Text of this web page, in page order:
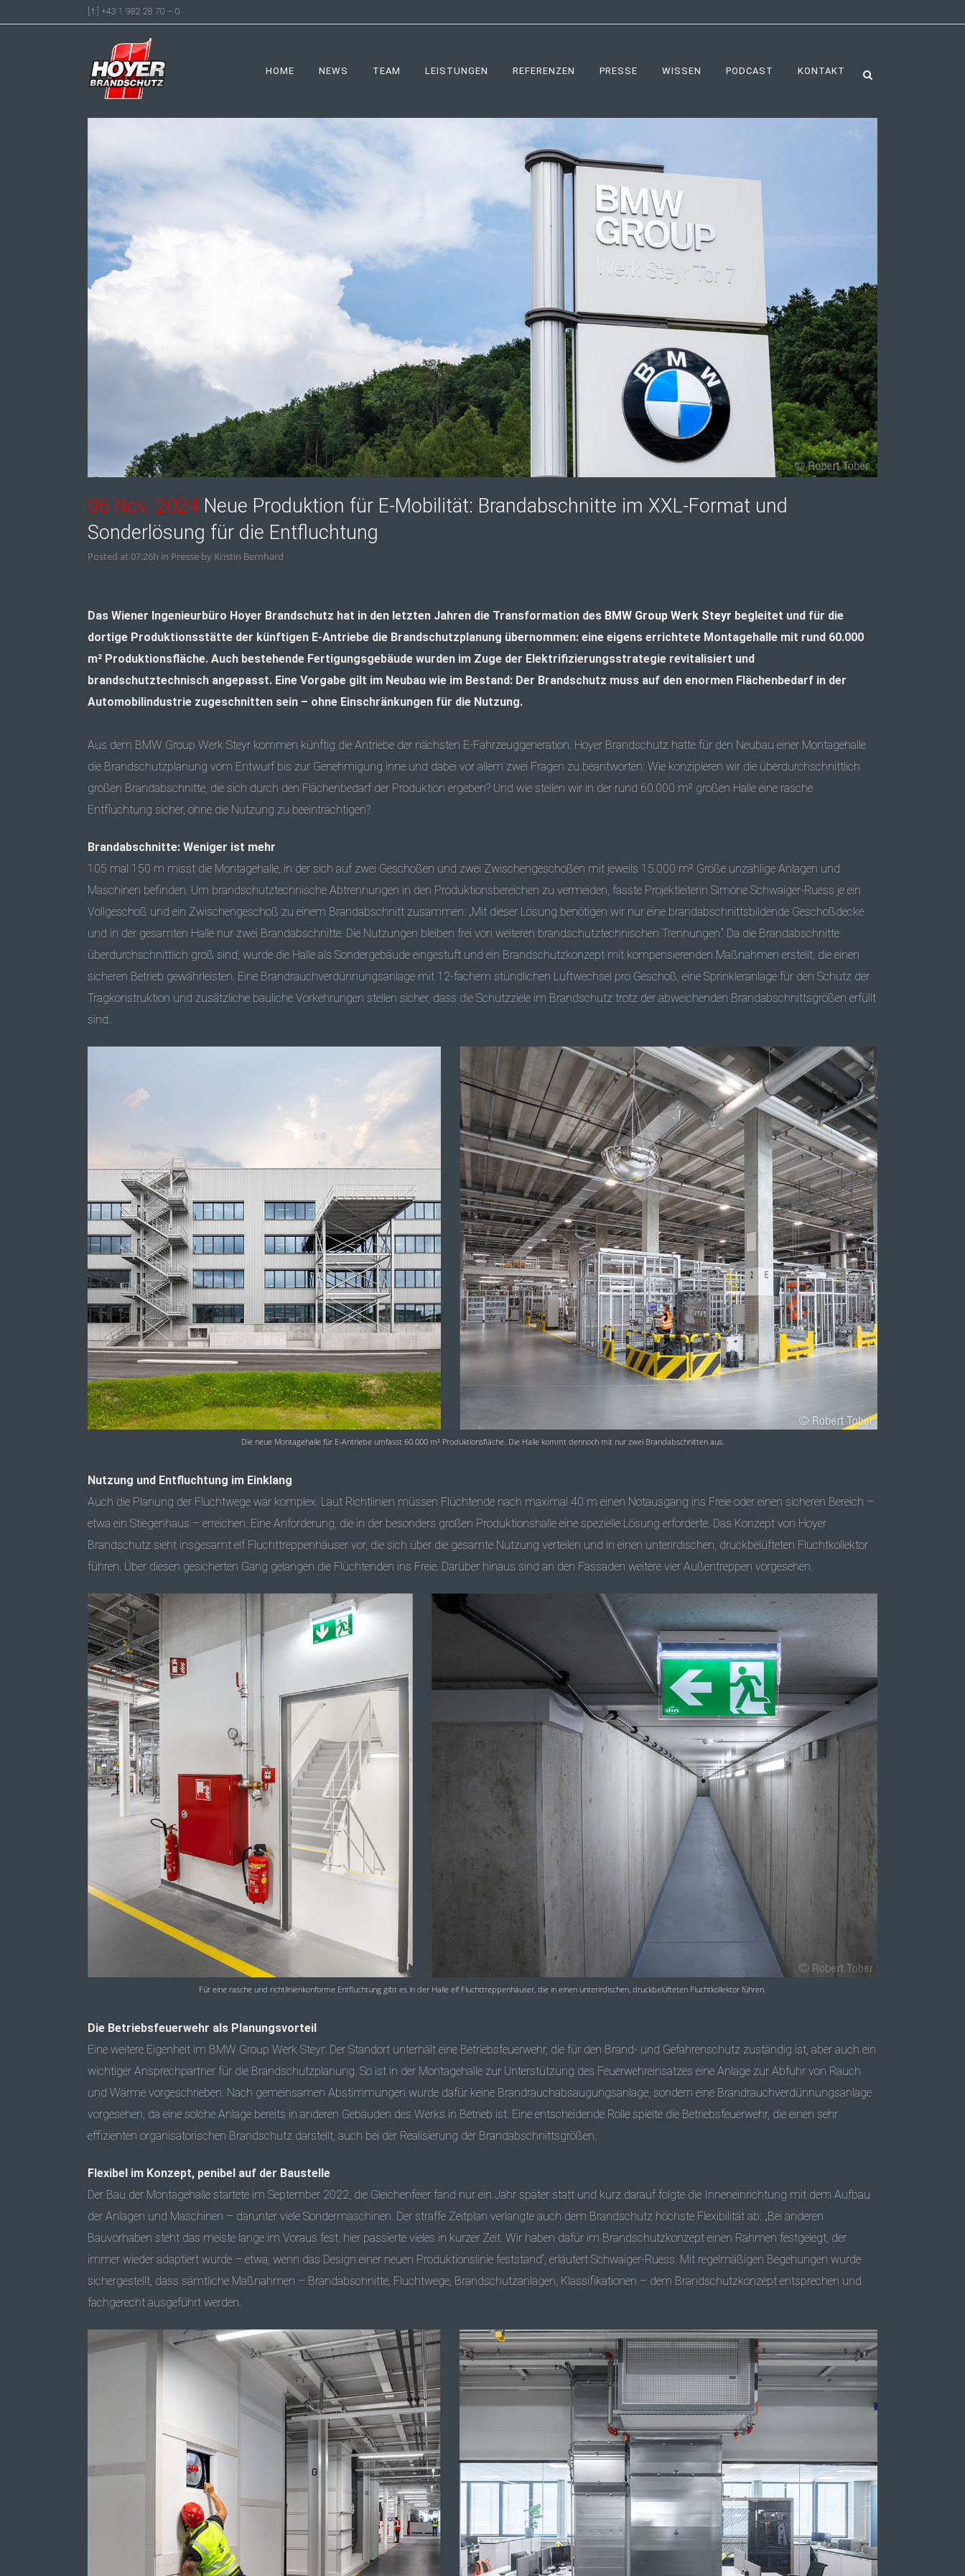
[ t ] +43 1 982 28 70 – 0
HOME NEWS TEAM LEISTUNGEN REFERENZEN PRESSE WISSEN PODCAST KONTAKT
06 Nov. 2024 Neue Produktion für E-Mobilität: Brandabschnitte im XXL-Format und
Sonderlösung für die Entfluchtung
Posted at 07:26h in Presse by Kristin Bernhard
Das Wiener Ingenieurbüro Hoyer Brandschutz hat in den letzten Jahren die Transformation des BMW Group Werk Steyr begleitet und für die
dortige Produktionsstätte der künftigen E-Antriebe die Brandschutzplanung übernommen: eine eigens errichtete Montagehalle mit rund 60.000
m² Produktionsfläche. Auch bestehende Fertigungsgebäude wurden im Zuge der Elektrifizierungsstrategie revitalisiert und
brandschutztechnisch angepasst. Eine Vorgabe gilt im Neubau wie im Bestand: Der Brandschutz muss auf den enormen Flächenbedarf in der
Automobilindustrie zugeschnitten sein – ohne Einschränkungen für die Nutzung.
Aus dem BMW Group Werk Steyr kommen künftig die Antriebe der nächsten E-Fahrzeuggeneration. Hoyer Brandschutz hatte für den Neubau einer Montagehalle
die Brandschutzplanung vom Entwurf bis zur Genehmigung inne und dabei vor allem zwei Fragen zu beantworten: Wie konzipieren wir die überdurchschnittlich
großen Brandabschnitte, die sich durch den Flächenbedarf der Produktion ergeben? Und wie stellen wir in der rund 60.000 m² großen Halle eine rasche
Entfluchtung sicher, ohne die Nutzung zu beeinträchtigen?
Brandabschnitte: Weniger ist mehr
105 mal 150 m misst die Montagehalle, in der sich auf zwei Geschoßen und zwei Zwischengeschoßen mit jeweils 15.000 m² Größe unzählige Anlagen und
Maschinen befinden. Um brandschutztechnische Abtrennungen in den Produktionsbereichen zu vermeiden, fasste Projektleiterin Simone Schwaiger-Ruess je ein
Vollgeschoß und ein Zwischengeschoß zu einem Brandabschnitt zusammen: „Mit dieser Lösung benötigen wir nur eine brandabschnittsbildende Geschoßdecke
und in der gesamten Halle nur zwei Brandabschnitte. Die Nutzungen bleiben frei von weiteren brandschutztechnischen Trennungen.“ Da die Brandabschnitte
überdurchschnittlich groß sind, wurde die Halle als Sondergebäude eingestuft und ein Brandschutzkonzept mit kompensierenden Maßnahmen erstellt, die einen
sicheren Betrieb gewährleisten. Eine Brandrauchverdünnungsanlage mit 12-fachem stündlichen Luftwechsel pro Geschoß, eine Sprinkleranlage für den Schutz der
Tragkonstruktion und zusätzliche bauliche Vorkehrungen stellen sicher, dass die Schutzziele im Brandschutz trotz der abweichenden Brandabschnittsgrößen erfüllt
sind.
Die neue Montagehalle für E-Antriebe umfasst 60.000 m² Produktionsfläche. Die Halle kommt dennoch mit nur zwei Brandabschnitten aus.
Nutzung und Entfluchtung im Einklang
Auch die Planung der Fluchtwege war komplex. Laut Richtlinien müssen Flüchtende nach maximal 40 m einen Notausgang ins Freie oder einen sicheren Bereich –
etwa ein Stiegenhaus – erreichen. Eine Anforderung, die in der besonders großen Produktionshalle eine spezielle Lösung erforderte. Das Konzept von Hoyer
Brandschutz sieht insgesamt elf Fluchttreppenhäuser vor, die sich über die gesamte Nutzung verteilen und in einen unterirdischen, druckbelüfteten Fluchtkollektor
führen. Über diesen gesicherten Gang gelangen die Flüchtenden ins Freie. Darüber hinaus sind an den Fassaden weitere vier Außentreppen vorgesehen.
Für eine rasche und richtlinienkonforme Entfluchtung gibt es in der Halle elf Fluchttreppenhäuser, die in einen unterirdischen, druckbelüfteten Fluchtkollektor führen.
Die Betriebsfeuerwehr als Planungsvorteil
Eine weitere Eigenheit im BMW Group Werk Steyr: Der Standort unterhält eine Betriebsfeuerwehr, die für den Brand- und Gefahrenschutz zuständig ist, aber auch ein
wichtiger Ansprechpartner für die Brandschutzplanung. So ist in der Montagehalle zur Unterstützung des Feuerwehreinsatzes eine Anlage zur Abfuhr von Rauch
und Wärme vorgeschrieben. Nach gemeinsamen Abstimmungen wurde dafür keine Brandrauchabsaugungsanlage, sondern eine Brandrauchverdünnungsanlage
vorgesehen, da eine solche Anlage bereits in anderen Gebäuden des Werks in Betrieb ist. Eine entscheidende Rolle spielte die Betriebsfeuerwehr, die einen sehr
effizienten organisatorischen Brandschutz darstellt, auch bei der Realisierung der Brandabschnittsgrößen.
Flexibel im Konzept, penibel auf der Baustelle
Der Bau der Montagehalle startete im September 2022, die Gleichenfeier fand nur ein Jahr später statt und kurz darauf folgte die Inneneinrichtung mit dem Aufbau
der Anlagen und Maschinen – darunter viele Sondermaschinen. Der straffe Zeitplan verlangte auch dem Brandschutz höchste Flexibilität ab: „Bei anderen
Bauvorhaben steht das meiste lange im Voraus fest, hier passierte vieles in kurzer Zeit. Wir haben dafür im Brandschutzkonzept einen Rahmen festgelegt, der
immer wieder adaptiert wurde – etwa, wenn das Design einer neuen Produktionslinie feststand“, erläutert Schwaiger-Ruess. Mit regelmäßigen Begehungen wurde
sichergestellt, dass sämtliche Maßnahmen – Brandabschnitte, Fluchtwege, Brandschutzanlagen, Klassifikationen – dem Brandschutzkonzept entsprechen und
fachgerecht ausgeführt werden.